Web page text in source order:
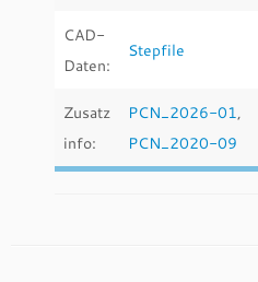
CAD-
Daten:
Stepfile
Zusatz
info:
PCN_2026-01
PCN_2020-09